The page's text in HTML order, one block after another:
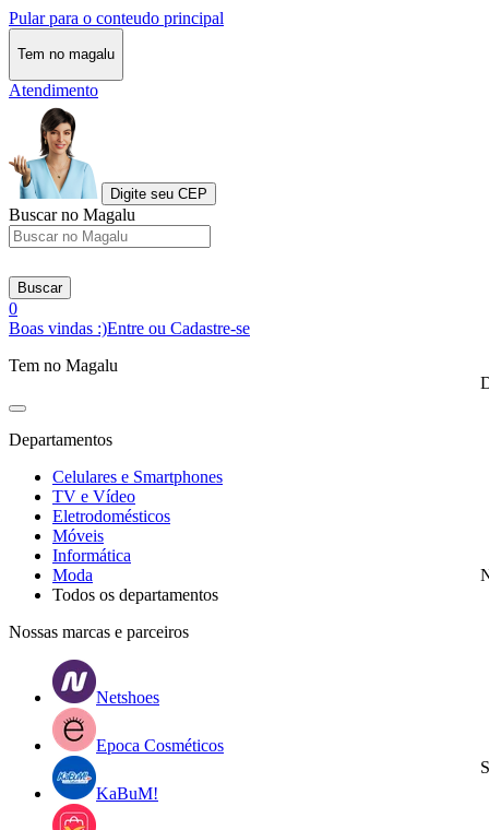
Pular para o conteudo principal
Tem no magalu
Atendimento
Digite seu CEP
Buscar no Magalu
Buscar
0
Boas vindas :)Entre ou Cadastre-se
Tem no Magalu
Departamentos
Celulares e Smartphones
TV e Vídeo
Eletrodomésticos
Móveis
Informática
Moda
Todos os departamentos
Nossas marcas e parceiros
Netshoes
Epoca Cosméticos
KaBuM!